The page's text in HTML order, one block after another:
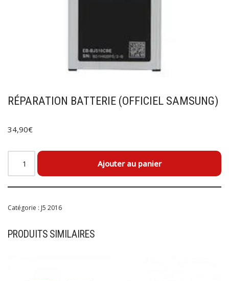
RÉPARATION BATTERIE (OFFICIEL SAMSUNG)
34,90€
Ajouter au panier
Catégorie : J5 2016
PRODUITS SIMILAIRES